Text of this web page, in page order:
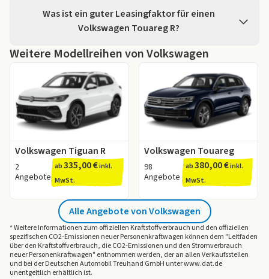
Touareg R 14 Angebote ab einer Leasingrate von
593,00 € pro Monat.
Den Volkswagen Touareg R können Sie auf unserer Seite
bei 9 Händlern unverbindlich anfragen.
Angebote auf LeasingMarkt.de!
Was ist ein guter Leasingfaktor für einen
Volkswagen Touareg R?
Für den Volkswagen Touareg R finden Sie auf
Der Leasingfaktor bewertet die Konditionen eines
Leasingangebots und eignet sich sehr gut als
Vergleichsinstrument. Je niedriger der Leasingfaktor
kleiner als 1,1 - Guter Leasingfaktor
kleiner als 0,9 - Sehr guter Leasingfaktor
kleiner als 0,7 - Top-Leasingfaktor
zum Thema Leasingfaktor.
Weitere Modellreihen von Volkswagen
Volkswagen Tiguan R
2
Angebote
ab335,00 €inkl.
MwSt.
Volkswagen Touareg
98
Angebote
ab380,00 €inkl.
MwSt.
Alle Angebote von Volkswagen
* Weitere Informationen zum offiziellen Kraftstoffverbrauch und den offiziellen
spezifischen CO2-Emissionen neuer Personenkraftwagen können dem "Leitfaden
über den Kraftstoffverbrauch, die CO2-Emissionen und den Stromverbrauch
neuer Personenkraftwagen" entnommen werden, der an allen Verkaufsstellen
und bei der Deutschen Automobil Treuhand GmbH unter www.dat.de
unentgeltlich erhältlich ist.